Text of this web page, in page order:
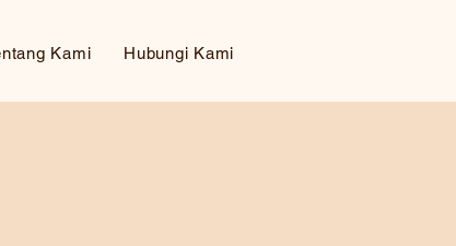
Kami Hubungi Kami